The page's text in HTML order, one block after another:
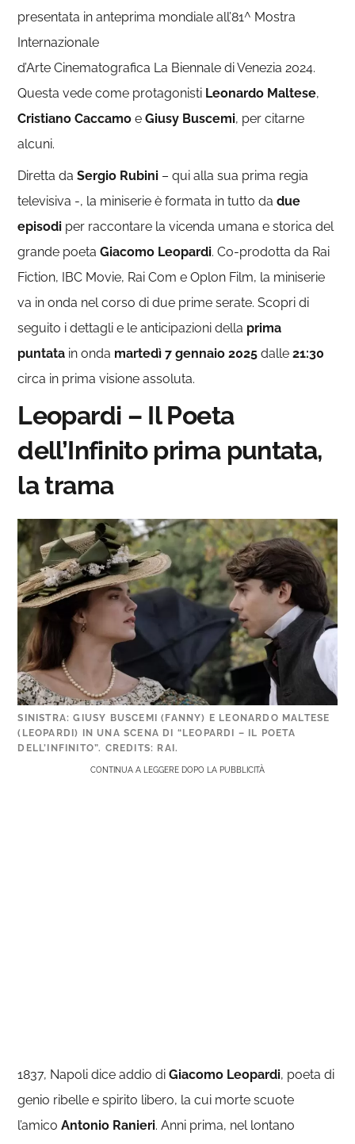
presentata in anteprima mondiale all’81^ Mostra
Internazionale
d’Arte Cinematografica La Biennale di Venezia 2024.
Questa vede come protagonisti Leonardo Maltese,
Cristiano Caccamo eGiusy Buscemi, per citarne
alcuni.
Diretta daSergio Rubini – qui alla sua prima regia
televisiva -, la miniserie è formata in tutto dadue
episodi per raccontare la vicenda umana e storica del
grande poetaGiacomo Leopardi. Co-prodotta da Rai
Fiction, IBC Movie, Rai Com e Oplon Film, la miniserie
va in onda nel corso di due prime serate. Scopri di
seguito i dettagli e le anticipazioni della prima
puntata in onda martedì 7 gennaio 2025 dalle21:30
circa in prima visione assoluta.
Leopardi – Il Poeta
dell’Infinito prima puntata,
la trama
SINISTRA: GIUSY BUSCEMI (FANNY) E LEONARDO MALTESE
(LEOPARDI) IN UNA SCENA DI “LEOPARDI – IL POETA
DELL’INFINITO”. CREDITS: RAI.
CONTINUA A LEGGERE DOPO LA PUBBLICITÀ
1837, Napoli dice addio diGiacomo Leopardi, poeta di
genio ribelle e spirito libero, la cui morte scuote
l’amicoAntonio Ranieri. Anni prima, nel lontano